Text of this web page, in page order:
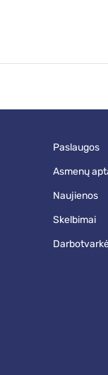
paslaugos
asmenų
naujienos
skelbimai